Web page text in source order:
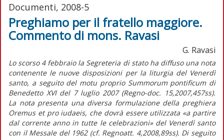
Documenti, 2008-5
Preghiamo per il fratello maggiore.
Commento di mons. Ravasi
G. Ravasi
Lo scorso 4 febbraio la Segreteria di stato ha diffuso una nota
contenente le nuove disposizioni per la liturgia del Venerdì
santo, a seguito del motu proprio Summorum pontificum di
Benedetto XVI del 7 luglio 2007 (Regno-doc. 15,2007,457ss).
La nota presenta una diversa formulazione della preghiera
Oremus et pro iudaeis, che dovrà essere utilizzata «a partire
dal corrente anno in tutte le celebrazioni» del Venerdì santo
con il Messale del 1962 (cf. Regnoatt. 4,2008,89ss). Di seguito